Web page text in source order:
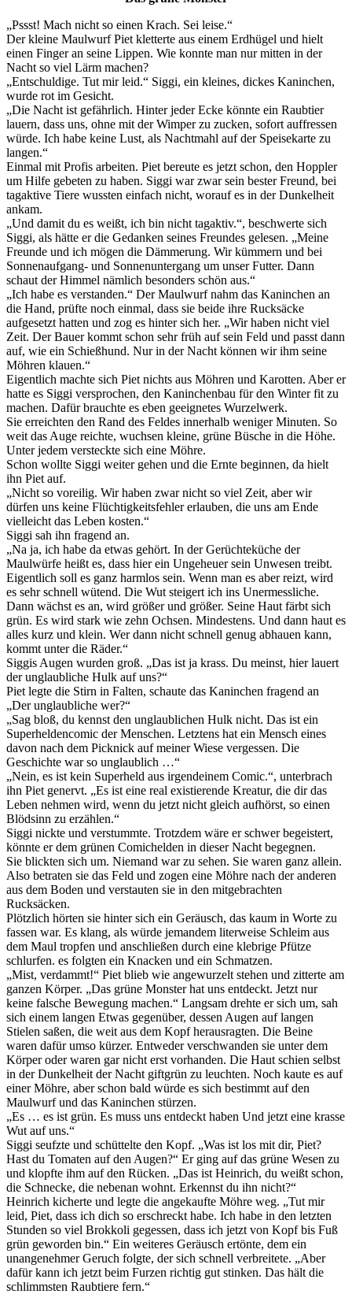
„Pssst! Mach nicht so einen Krach. Sei leise.“
Der kleine Maulwurf Piet kletterte aus einem Erdhügel und hielt
einen Finger an seine Lippen. Wie konnte man nur mitten in der
Nacht so viel Lärm machen?
„Entschuldige. Tut mir leid.“ Siggi, ein kleines, dickes Kaninchen,
wurde rot im Gesicht.
„Die Nacht ist gefährlich. Hinter jeder Ecke könnte ein Raubtier
lauern, dass uns, ohne mit der Wimper zu zucken, sofort auffressen
würde. Ich habe keine Lust, als Nachtmahl auf der Speisekarte zu
langen.“
Einmal mit Profis arbeiten. Piet bereute es jetzt schon, den Hoppler
um Hilfe gebeten zu haben. Siggi war zwar sein bester Freund, bei
tagaktive Tiere wussten einfach nicht, worauf es in der Dunkelheit
ankam.
„Und damit du es weißt, ich bin nicht tagaktiv.“, beschwerte sich
Siggi, als hätte er die Gedanken seines Freundes gelesen. „Meine
Freunde und ich mögen die Dämmerung. Wir kümmern und bei
Sonnenaufgang- und Sonnenuntergang um unser Futter. Dann
schaut der Himmel nämlich besonders schön aus.“
„Ich habe es verstanden.“ Der Maulwurf nahm das Kaninchen an
die Hand, prüfte noch einmal, dass sie beide ihre Rucksäcke
aufgesetzt hatten und zog es hinter sich her. „Wir haben nicht viel
Zeit. Der Bauer kommt schon sehr früh auf sein Feld und passt dann
auf, wie ein Schießhund. Nur in der Nacht können wir ihm seine
Möhren klauen.“
Eigentlich machte sich Piet nichts aus Möhren und Karotten. Aber er
hatte es Siggi versprochen, den Kaninchenbau für den Winter fit zu
machen. Dafür brauchte es eben geeignetes Wurzelwerk.
Sie erreichten den Rand des Feldes innerhalb weniger Minuten. So
weit das Auge reichte, wuchsen kleine, grüne Büsche in die Höhe.
Unter jedem versteckte sich eine Möhre.
Schon wollte Siggi weiter gehen und die Ernte beginnen, da hielt
ihn Piet auf.
„Nicht so voreilig. Wir haben zwar nicht so viel Zeit, aber wir
dürfen uns keine Flüchtigkeitsfehler erlauben, die uns am Ende
vielleicht das Leben kosten.“
Siggi sah ihn fragend an.
„Na ja, ich habe da etwas gehört. In der Gerüchteküche der
Maulwürfe heißt es, dass hier ein Ungeheuer sein Unwesen treibt.
Eigentlich soll es ganz harmlos sein. Wenn man es aber reizt, wird
es sehr schnell wütend. Die Wut steigert ich ins Unermessliche.
Dann wächst es an, wird größer und größer. Seine Haut färbt sich
grün. Es wird stark wie zehn Ochsen. Mindestens. Und dann haut es
alles kurz und klein. Wer dann nicht schnell genug abhauen kann,
kommt unter die Räder.“
Siggis Augen wurden groß. „Das ist ja krass. Du meinst, hier lauert
der unglaubliche Hulk auf uns?“
Piet legte die Stirn in Falten, schaute das Kaninchen fragend an
„Der unglaubliche wer?“
„Sag bloß, du kennst den unglaublichen Hulk nicht. Das ist ein
Superheldencomic der Menschen. Letztens hat ein Mensch eines
davon nach dem Picknick auf meiner Wiese vergessen. Die
Geschichte war so unglaublich …“
„Nein, es ist kein Superheld aus irgendeinem Comic.“, unterbrach
ihn Piet genervt. „Es ist eine real existierende Kreatur, die dir das
Leben nehmen wird, wenn du jetzt nicht gleich aufhörst, so einen
Blödsinn zu erzählen.“
Siggi nickte und verstummte. Trotzdem wäre er schwer begeistert,
könnte er dem grünen Comichelden in dieser Nacht begegnen.
Sie blickten sich um. Niemand war zu sehen. Sie waren ganz allein.
Also betraten sie das Feld und zogen eine Möhre nach der anderen
aus dem Boden und verstauten sie in den mitgebrachten
Rucksäcken.
Plötzlich hörten sie hinter sich ein Geräusch, das kaum in Worte zu
fassen war. Es klang, als würde jemandem literweise Schleim aus
dem Maul tropfen und anschließen durch eine klebrige Pfütze
schlurfen. es folgten ein Knacken und ein Schmatzen.
„Mist, verdammt!“ Piet blieb wie angewurzelt stehen und zitterte am
ganzen Körper. „Das grüne Monster hat uns entdeckt. Jetzt nur
keine falsche Bewegung machen.“ Langsam drehte er sich um, sah
sich einem langen Etwas gegenüber, dessen Augen auf langen
Stielen saßen, die weit aus dem Kopf herausragten. Die Beine
waren dafür umso kürzer. Entweder verschwanden sie unter dem
Körper oder waren gar nicht erst vorhanden. Die Haut schien selbst
in der Dunkelheit der Nacht giftgrün zu leuchten. Noch kaute es auf
einer Möhre, aber schon bald würde es sich bestimmt auf den
Maulwurf und das Kaninchen stürzen.
„Es … es ist grün. Es muss uns entdeckt haben Und jetzt eine krasse
Wut auf uns.“
Siggi seufzte und schüttelte den Kopf. „Was ist los mit dir, Piet?
Hast du Tomaten auf den Augen?“ Er ging auf das grüne Wesen zu
und klopfte ihm auf den Rücken. „Das ist Heinrich, du weißt schon,
die Schnecke, die nebenan wohnt. Erkennst du ihn nicht?“
Heinrich kicherte und legte die angekaufte Möhre weg. „Tut mir
leid, Piet, dass ich dich so erschreckt habe. Ich habe in den letzten
Stunden so viel Brokkoli gegessen, dass ich jetzt von Kopf bis Fuß
grün geworden bin.“ Ein weiteres Geräusch ertönte, dem ein
unangenehmer Geruch folgte, der sich schnell verbreitete. „Aber
dafür kann ich jetzt beim Furzen richtig gut stinken. Das hält die
schlimmsten Raubtiere fern.“